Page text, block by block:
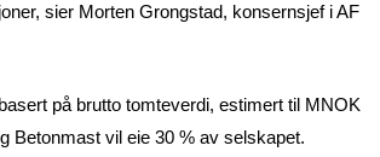
sier Morten Grongstad, konsernsjef i AF
på brutto tomteverdi, estimert til MNOK
Betonmast vil eie 30 % av selskapet.